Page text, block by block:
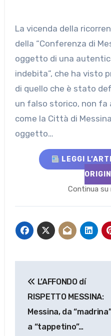
La vicenda della ricorrenza del settantenario
della “Conferenza di
oggetto di una
indebita”, che ha visto
di quello che è stato
un falso storico, non fa
come la Città di
oggetto…
LEGGI
Continua su
articoli
L’AFFONDO dí
RISPETTO MESSINA:
Messina, da
a “tappetino”…